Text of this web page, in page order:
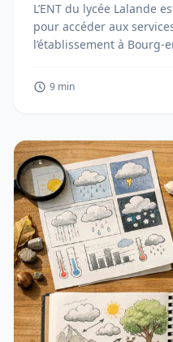
L’ENT du lycée Lalande
pour accéder aux
l’établissement à Bourg-
9 min